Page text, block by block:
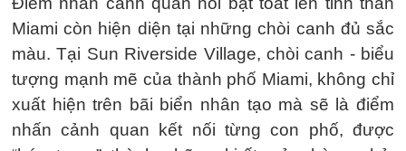
Miami còn hiện diện tại những chòi canh đủ sắc
màu. Tại Sun Riverside Village, chòi canh - biểu
tượng mạnh mẽ của thành phố Miami, không chỉ
xuất hiện trên bãi biển nhân tạo mà sẽ là điểm
nhấn cảnh quan kết nối từng con phố, được